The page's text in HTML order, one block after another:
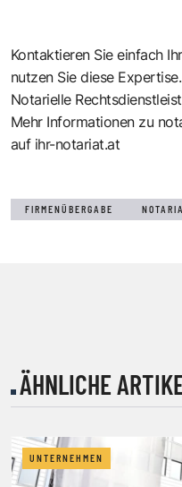
Kontaktieren Sie einfach
nutzen Sie diese Expertise.
Notarielle
Mehr Informationen zu
auf ihr-notariat.at
FIRMENÜBERGABE
ÄHNLICHE
UNTERNEHMEN